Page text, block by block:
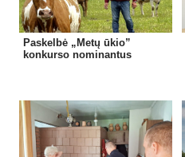
Paskelbė „Metų ūkio”
konkurso nominantus